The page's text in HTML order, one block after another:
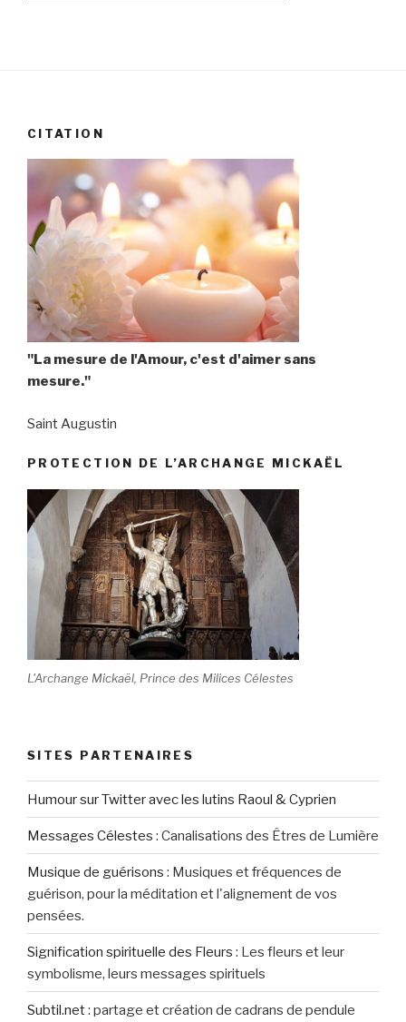
CITATION
"La mesure de l'Amour, c'est d'aimer sans
mesure."
Saint Augustin
PROTECTION DE L’ARCHANGE MICKAËL
L'Archange Mickaël, Prince des Milices Célestes
SITES PARTENAIRES
Humour sur Twitter avec les lutins Raoul & Cyprien
Messages Célestes : Canalisations des Êtres de Lumière
Musique de guérisons : Musiques et fréquences de
guérison, pour la méditation et l'alignement de vos
pensées.
Signification spirituelle des Fleurs : Les fleurs et leur
symbolisme, leurs messages spirituels
Subtil.net: partage et création de cadrans de pendule